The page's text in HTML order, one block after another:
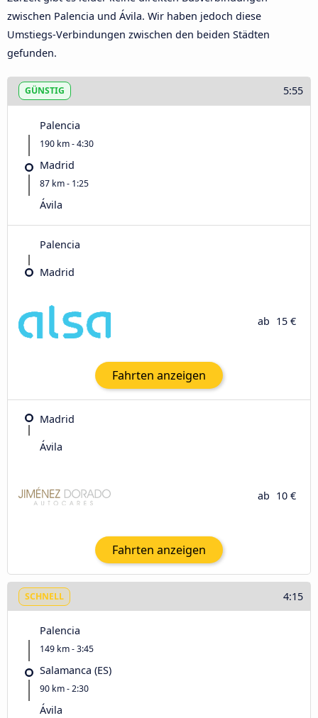
zwischen Palencia und Ávila‎. Wir haben jedoch diese
Umstiegs-Verbindungen zwischen den beiden Städten
gefunden.
GÜNSTIG 5:55
Palencia
190 km - 4:30
Madrid
87 km - 1:25
Ávila‎
Palencia
Madrid
ab 15 €
Fahrten anzeigen
Madrid
Ávila‎
ab 10 €
Fahrten anzeigen
SCHNELL 4:15
Palencia
149 km - 3:45
Salamanca (ES)
90 km - 2:30
Ávila‎